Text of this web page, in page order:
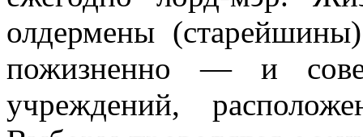
олдермены
пожизненно — и
учреждений,